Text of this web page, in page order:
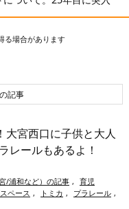
る場合があります
記事
大宮西口に子供と大人
レールもあるよ！
/浦和など）の記事 ,
育児
ペース , トミカ , プラレール ,